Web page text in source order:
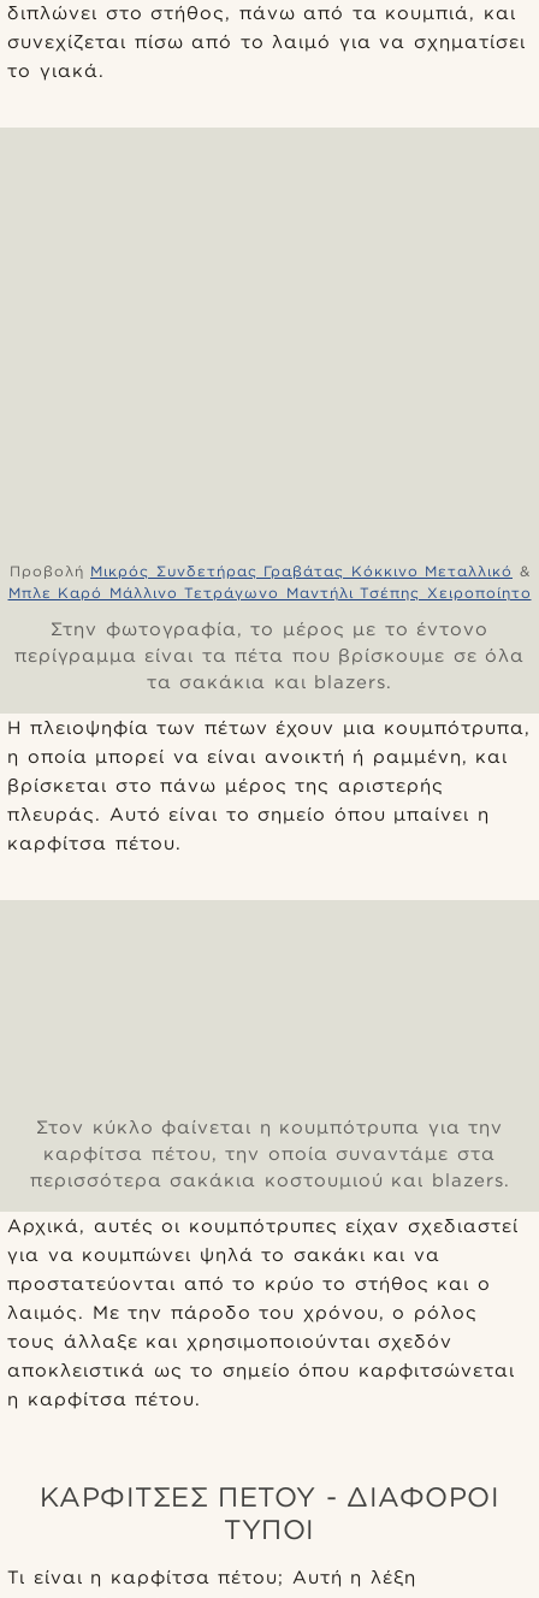
διπλώνει στο στήθος, πάνω από τα κουμπιά, και
συνεχίζεται πίσω από το λαιμό για να σχηματίσει
το γιακά.
Προβολή Μικρός Συνδετήρας Γραβάτας Κόκκινο Μεταλλικό &
Μπλε Καρό Μάλλινο Τετράγωνο Μαντήλι Τσέπης Χειροποίητο
Στην φωτογραφία, το μέρος με το έντονο
περίγραμμα είναι τα πέτα που βρίσκουμε σε όλα
τα σακάκια και blazers.
Η πλειοψηφία των πέτων έχουν μια κουμπότρυπα,
η οποία μπορεί να είναι ανοικτή ή ραμμένη, και
βρίσκεται στο πάνω μέρος της αριστερής
πλευράς. Αυτό είναι το σημείο όπου μπαίνει η
καρφίτσα πέτου.
Στον κύκλο φαίνεται η κουμπότρυπα για την
καρφίτσα πέτου, την οποία συναντάμε στα
περισσότερα σακάκια κοστουμιού και blazers.
Αρχικά, αυτές οι κουμπότρυπες είχαν σχεδιαστεί
για να κουμπώνει ψηλά το σακάκι και να
προστατεύονται από το κρύο το στήθος και ο
λαιμός. Με την πάροδο του χρόνου, ο ρόλος
τους άλλαξε και χρησιμοποιούνται σχεδόν
αποκλειστικά ως το σημείο όπου καρφιτσώνεται
η καρφίτσα πέτου.
ΚΑΡΦΊΤΣΕΣ ΠΈΤΟΥ - ΔΙΆΦΟΡΟΙ
ΤΎΠΟΙ
Τι είναι η καρφίτσα πέτου; Αυτή η λέξη